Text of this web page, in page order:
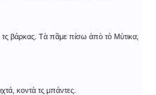
βάρκας. Τὰ πᾶμε πίσω ἀπὸ τὸ Μύτικα,
κοντὰ τς μπάντες.